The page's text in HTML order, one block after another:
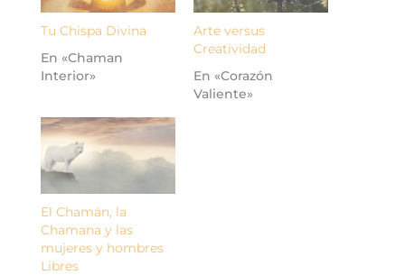
Tu Chispa Divina
En «Chaman
Interior»
Arte versus
Creatividad
En «Corazón
Valiente»
El Chamán, la
Chamana y las
mujeres y hombres
Libres